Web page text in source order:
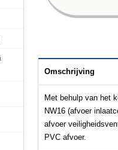
Omschrijving
Met behulp van het
NW16 (afvoer
afvoer
PVC afvoer.